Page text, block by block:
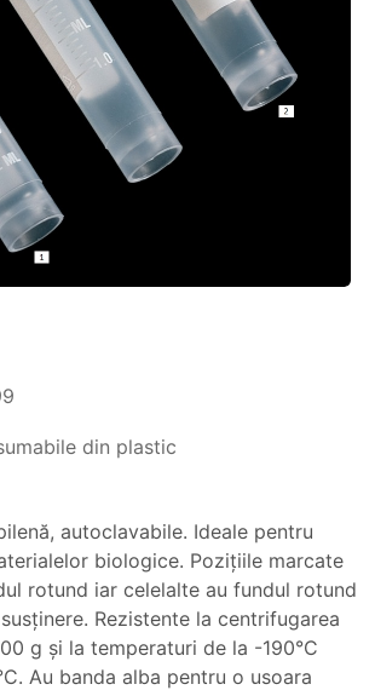
din plastic
autoclavabile. Ideale pentru
biologice. Poziţiile marcate
rotund iar celelalte au fundul rotund
Rezistente la centrifugarea
g şi la temperaturi de la -190°C
Au banda alba pentru o usoara